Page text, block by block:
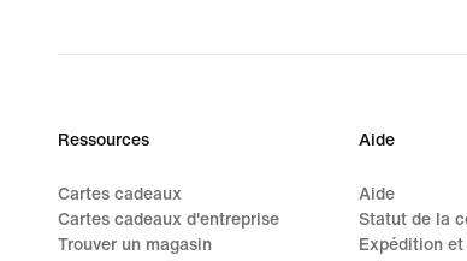
34,99 €
Ressources
Cartes cadeaux
Cartes cadeaux d'entreprise
Trouver un magasin
Aide
Aide
Statut de la
Expédition